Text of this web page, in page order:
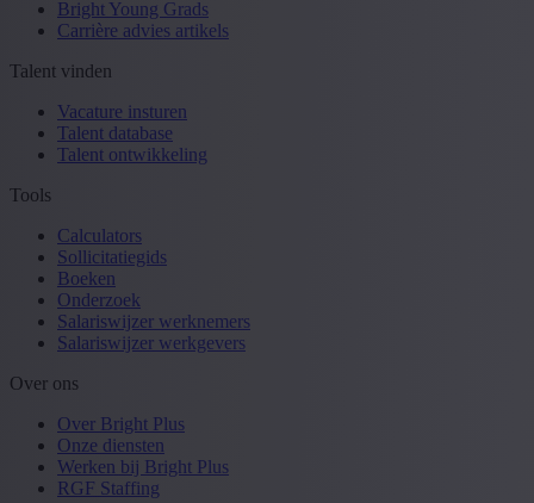
Bright Young Grads
Carrière advies artikels
Talent vinden
Vacature insturen
Talent database
Talent ontwikkeling
Tools
Calculators
Sollicitatiegids
Boeken
Onderzoek
Salariswijzer werknemers
Salariswijzer werkgevers
Over ons
Over Bright Plus
Onze diensten
Werken bij Bright Plus
RGF Staffing